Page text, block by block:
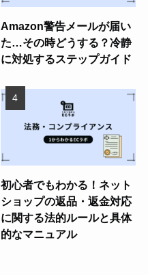
Amazon警告メールが届い
た…その時どうする？冷静
に対処するステップガイド
初心者でもわかる！ネット
ショップの返品・返金対応
に関する法的ルールと具体
的なマニュアル